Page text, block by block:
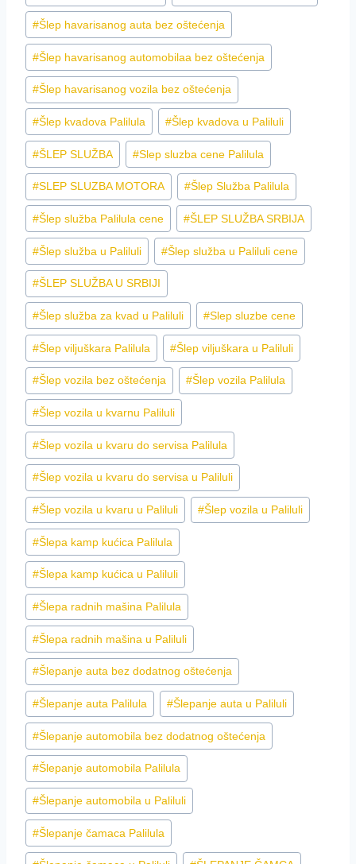
#Šlep havarisanog auta bez oštećenja
#Šlep havarisanog automobilaa bez oštećenja
#Šlep havarisanog vozila bez oštećenja
#Šlep kvadova Palilula #Šlep kvadova u Paliluli
#ŠLEP SLUŽBA #Slep sluzba cene Palilula
#SLEP SLUZBA MOTORA #Šlep Služba Palilula
#Šlep služba Palilula cene #ŠLEP SLUŽBA SRBIJA
#Šlep služba u Paliluli #Šlep služba u Paliluli cene
#ŠLEP SLUŽBA U SRBIJI
#Šlep služba za kvad u Paliluli #Slep sluzbe cene
#Šlep viljuškara Palilula #Šlep viljuškara u Paliluli
#Šlep vozila bez oštećenja #Šlep vozila Palilula
#Šlep vozila u kvarnu Paliluli
#Šlep vozila u kvaru do servisa Palilula
#Šlep vozila u kvaru do servisa u Paliluli
#Šlep vozila u kvaru u Paliluli #Šlep vozila u Paliluli
#Šlepa kamp kućica Palilula
#Šlepa kamp kućica u Paliluli
#Šlepa radnih mašina Palilula
#Šlepa radnih mašina u Paliluli
#Šlepanje auta bez dodatnog oštećenja
#Šlepanje auta Palilula #Šlepanje auta u Paliluli
#Šlepanje automobila bez dodatnog oštećenja
#Šlepanje automobila Palilula
#Šlepanje automobila u Paliluli
#Šlepanje čamaca Palilula